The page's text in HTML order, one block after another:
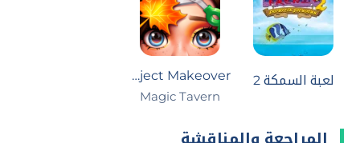
لعبة السمكة 2
Project Makeover
Magic Tavern
المراجعة والمناقشة